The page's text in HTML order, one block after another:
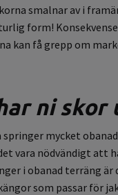
smalnar av i
form!
kan få grepp om
ni skor
springer mycket
vara nödvändigt att
i obanad terräng
som passar för